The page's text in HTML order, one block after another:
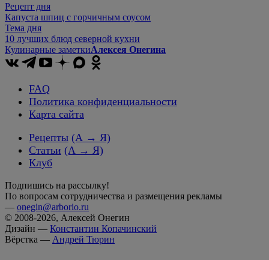
Рецепт дня
Капуста шпиц с горчичным соусом
Тема дня
10 лучших блюд северной кухни
Кулинарные заметкиАлексея Онегина
FAQ
Политика конфиденциальности
Карта сайта
Рецепты (А → Я)
Статьи (А → Я)
Клуб
Подпишись на рассылку!
По вопросам сотрудничества и размещения рекламы
— onegin@arborio.ru
© 2008-2026, Алексей Онегин
Дизайн — Константин Копачинский
Вёрстка — Андрей Тюрин